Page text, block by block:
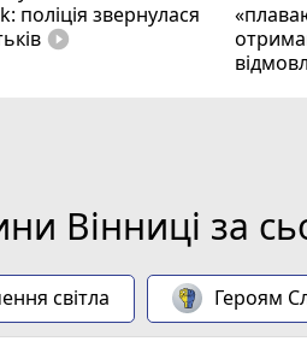
поліція звернулася
play_circle_filled
Вінниці за
світла Героям